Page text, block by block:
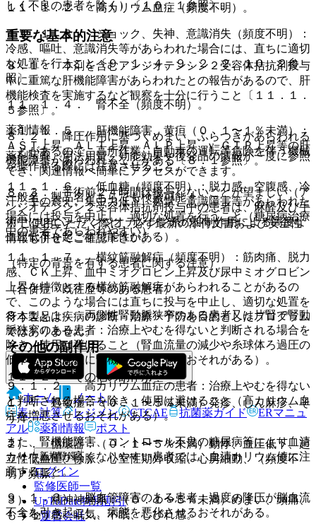
しく不良の患者を除く）〔１０．１参照〕。
重要な基本的注意
８．１． 本剤を含むアンジオテンシン２受容体拮抗剤投与
中に重篤な肝機能障害があらわれたとの報告があるので、肝
機能検査を実施するなど観察を十分に行うこと〔１１．１．
５参照〕。
８．２． 降圧作用に基づくめまい、ふらつきがあらわれる
ことがあるので、高所作業、自動車の運転等危険を伴う機械
を操作する際には注意させること。
８．３． 手術前２４時間は投与しないことが望ましい（ア
ンジオテンシン２受容体拮抗剤投与中の患者は、麻酔及び手
術中にレニン−アンジオテンシン系の抑制作用による高度な
血圧低下を起こす可能性がある）。
（特定の背景を有する患者に関する注意）
（合併症・既往歴等のある患者）
９．１．１． 両側性腎動脈狭窄のある患者又は片腎で腎動
脈狭窄のある患者：治療上やむを得ないと判断される場合を
除き、使用は避けること（腎血流量の減少や糸球体ろ過圧の
低下により急速に腎機能悪化させるおそれがある）。
９．１．２． 高カリウム血症の患者：治療上やむを得ない
と判断される場合を除き、使用は避けること（高カリウム血
症を増悪させるおそれがある）。
また、腎機能障害、コントロール不良の糖尿病等により血清
カリウム値が高くなりやすい患者では、血清カリウム値に注
意すること。
９．１．３． 脳血管障害のある患者：過度の降圧が脳血流
不全を引き起こし、病態を悪化させるおそれがある。
１１．１．２． 高カリウム血症（頻度不明）。
１１．１．３． ショック、失神、意識消失（頻度不明）：
冷感、嘔吐、意識消失等があらわれた場合には、直ちに適切
な処置を行うこと〔９．１．４、９．２．２、１０．２参
照〕。
１１．１．４． 腎不全（頻度不明）。
１１．１．５． 肝機能障害、黄疸（０．１〜１％未満）：
ＡＳＴ上昇、ＡＬＴ上昇、ＡＬＰ上昇、γ−ＧＴＰ上昇等の肝
機能障害があらわれることがある〔８．１参照〕。
１１．１．６． 低血糖（頻度不明）：脱力感、空腹感、冷
汗、手の震え、集中力低下、痙攣、意識障害等があらわれた
場合には投与を中止し、適切な処置を行うこと（糖尿病治療
中の患者であらわれやすい）。
１１．１．７． 横紋筋融解症（頻度不明）：筋肉痛、脱力
感、ＣＫ上昇、血中ミオグロビン上昇及び尿中ミオグロビン
上昇を特徴とする横紋筋融解症があらわれることがあるの
で、このような場合には直ちに投与を中止し、適切な処置を
行うこと。
その他の副作用
１１．２． その他の副作用
１）． 過敏症：（０．１〜５％未満）発疹、じん麻疹、そ
う痒。
２）． 循環器：（０．１〜５％未満）動悸、血圧低下、起
立性低血圧、徐脈、心室性期外収縮、心房細動、（頻度不
明）頻脈。
３）． 精神神経系：（０．１〜５％未満）めまい、頭痛、
もうろう感、眠気、不眠、しびれ感。
薬剤情報
薬剤写真、用法用量、効能効果や後発品の情報が一度に参照
でき、関連情報へ簡単にアクセスができます。
一般名、製品名どちらでも検索可能！
※ ご使用いただく際に、必ず最新の添付文書および安全性
情報も併せてご確認下さい。
※本製品は疾病の診断・治療・予防を目的としたプログラム
ではありません。
ホーム
ノート
表・計算
レジメン CTCAE 抗菌薬ガイド
ERマニュ
アル
薬剤情報 ポスト
新規登録
ログイン
監修医師一覧
UpToDate特別割引
運営会社